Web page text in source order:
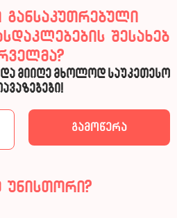
განსაკუთრებული
შესახებ
მიიღე მხოლოდ საუკეთესო
უნისთორი?